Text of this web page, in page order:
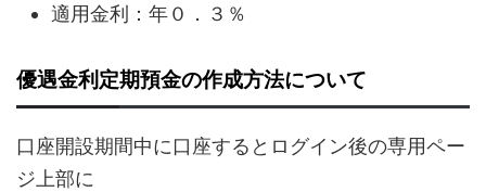
適用金利：年０．３％
優遇金利定期預金の作成方法について
口座開設期間中に口座するとログイン後の専用ペー
ジ上部に